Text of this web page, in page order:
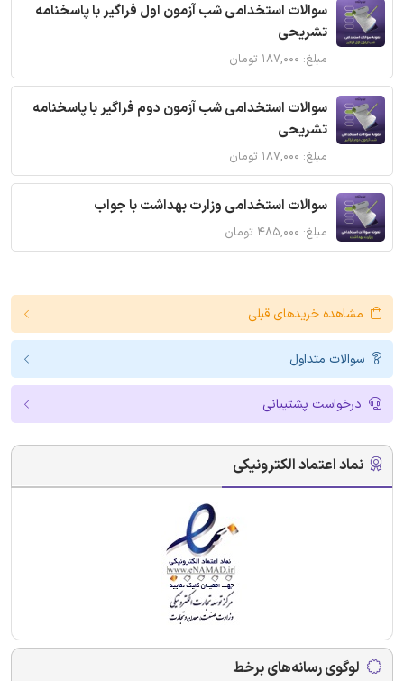
سوالات استخدامی شب آزمون اول فراگیر با پاسخنامه
تشریحی
مبلغ: ۱۸۷,۰۰۰ تومان
سوالات استخدامی شب آزمون دوم فراگیر با پاسخنامه
تشریحی
مبلغ: ۱۸۷,۰۰۰ تومان
سوالات استخدامی وزارت بهداشت با جواب
مبلغ: ۴۸۵,۰۰۰ تومان
مشاهده خریدهای قبلی
سوالات متداول
درخواست پشتیبانی
نماد اعتماد الکترونیکی
لوگوی رسانه‌های برخط